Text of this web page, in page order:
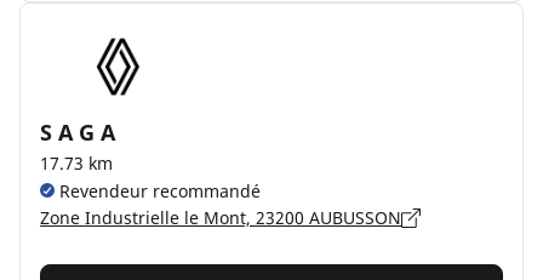
S A G A
17.73 km
Revendeur recommandé
Zone Industrielle le Mont, 23200 AUBUSSON